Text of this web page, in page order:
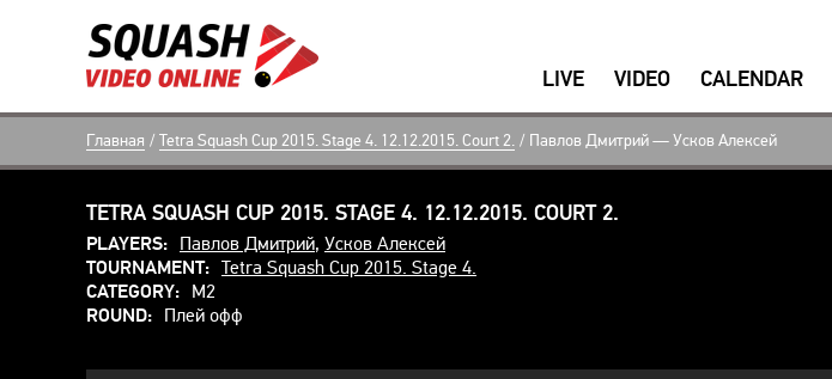
LIVE VIDEO CALENDAR
Главная / Tetra Squash Cup 2015. Stage 4. 12.12.2015. Court 2. / Павлов Дмитрий — Усков Алексей
TETRA SQUASH CUP 2015. STAGE 4. 12.12.2015. COURT 2.
PLAYERS: Павлов Дмитрий, Усков Алексей
TOURNAMENT: Tetra Squash Cup 2015. Stage 4.
CATEGORY: M2
ROUND: Плей офф